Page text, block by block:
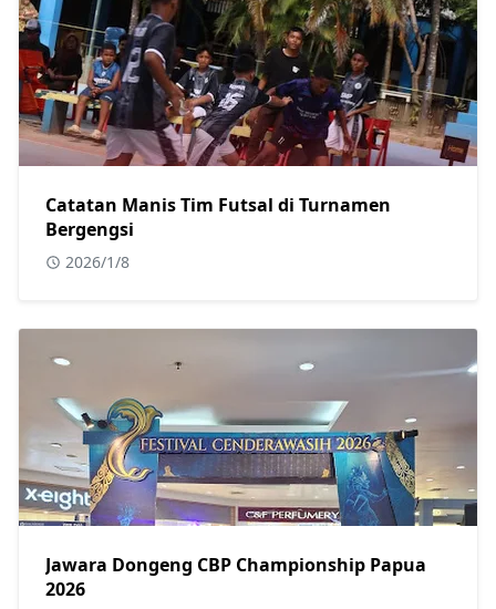
Catatan Manis Tim Futsal di Turnamen
Bergengsi
2026/1/8
Jawara Dongeng CBP Championship Papua
2026